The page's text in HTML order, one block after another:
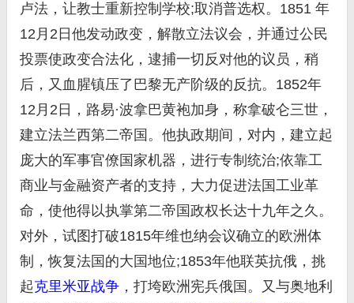
卢法，让教士重新控制学校;取消普选权。1851 年
12月2日他发动政变，解散立法议会，并通过公民
投票使政变合法化，逮捕一切反对他的议员，稍
后，又血腥镇压了巴黎无产阶级的反抗。1852年
12月2日，路易·波拿巴黄袍加身，称拿破仑三世，
建立法兰西第二帝国。他执政期间，对内，建立起
庞大的军事官僚国家机器，进行专制统治;依靠工
商业与金融资产者的支持，大力促进法国工业革
命，使他得以执掌第二帝国政权长达十九年之久。
对外，试图打破1815年维也纳会议确立的欧洲体
制，恢复法国的大国地位;1853年他联英抗俄，挑
起克里米亚战争 ，打垮欧洲宪兵俄国。又与奥地利